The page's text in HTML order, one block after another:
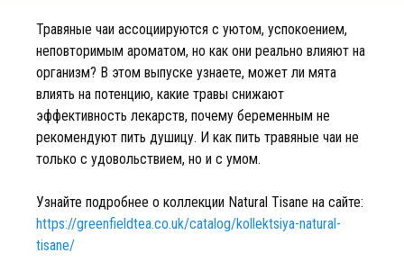
Травяные чаи ассоциируются с уютом, успокоением,
неповторимым ароматом, но как они реально влияют на
организм? В этом выпуске узнаете, может ли мята
влиять на потенцию, какие травы снижают
эффективность лекарств, почему беременным не
рекомендуют пить душицу. И как пить травяные чаи не
только с удовольствием, но и с умом.
Узнайте подробнее о коллекции Natural Tisane на сайте:
https://greenfieldtea.co.uk/catalog/kollektsiya-natural-
tisane/